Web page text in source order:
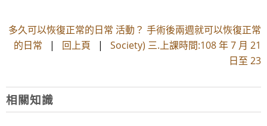
多久可以恢復正常的日常 活動？ 手術後兩週就可以恢復正常
的日常 | 回上頁 | Society) 三.上課時間:108 年 7 月 21
日至 23
相關知識